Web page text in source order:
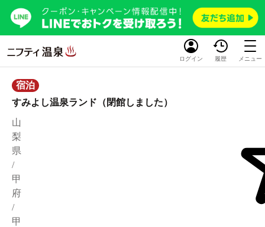
ログイン 履歴 メニュー
宿泊
すみよし温泉ランド（閉館しました）
山
梨
県
/
甲
府
/
甲